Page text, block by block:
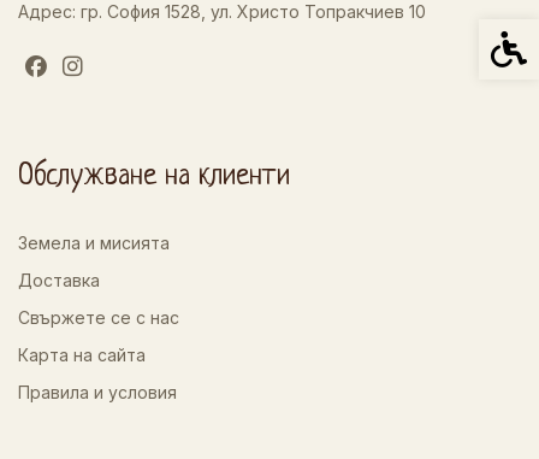
Адрес: гр. София 1528, ул. Христо Топракчиев 10
Обслужване на клиенти
Земела и мисията
Доставка
Свържете се с нас
Карта на сайта
Правила и условия